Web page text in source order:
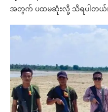
အတွက် ပထမဆုံးလို့ သိရပါတယ်